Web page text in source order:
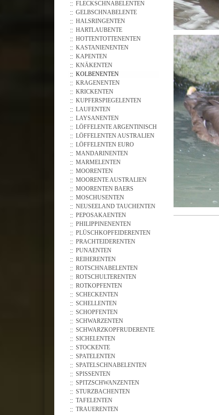
FLECKSCHNABELENTEN
GELBSCHNABELENTE
HALSRINGENTEN
HARTLAUBENTE
HOTTENTOTTENENTEN
KASTANIENENTEN
KAPENTEN
KNÄKENTEN
KOLBENENTEN
KRAGENENTEN
KRICKENTEN
KUPFERSPIEGELENTEN
LAUFENTEN
LAYSANENTEN
LÖFFELENTE ARGENTINISCH
LÖFFELENTEN AUSTRALIEN
LÖFFELENTEN EURO
MANDARINENTEN
MARMELENTEN
MOORENTEN
MOORENTE AUSTRALIEN
MOORENTEN BAERS
MOSCHUSENTEN
NEUSEELAND TAUCHENTEN
PEPOSAKAENTEN
PHILIPPINENENTEN
PLÜSCHKOPFEIDERENTEN
PRACHTEIDERENTEN
PUNAENTEN
REIHERENTEN
ROTSCHNABELENTEN
ROTSCHULTERENTEN
ROTKOPFENTEN
SCHECKENTEN
SCHELLENTEN
SCHOPFENTEN
SCHWARZENTEN
SCHWARZKOPFRUDERENTE
SICHELENTEN
STOCKENTE
SPATELENTEN
SPATELSCHNABELENTEN
SPISSENTEN
SPITZSCHWANZENTEN
STURZBACHENTEN
TAFELENTEN
TRAUERENTEN